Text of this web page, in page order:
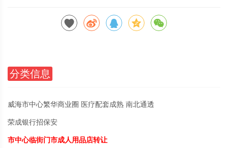
分类信息
威海市中心繁华商业圈 医疗配套成熟 南北通透
荣成银行招保安
市中心临街门市成人用品店转让